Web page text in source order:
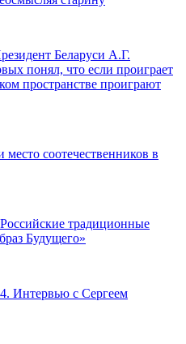
Беларуси А.Г.
понял, что если проиграет
пространстве проиграют
соотечественников в
традиционные
Будущего»
Интервью с Сергеем